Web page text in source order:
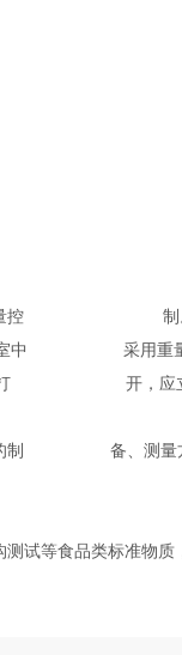
控
制
实验室中 采用重量-
开，应
要求的制 备、测量
试等食品类标准物质